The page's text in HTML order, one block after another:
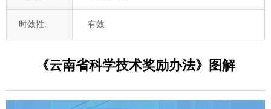
时效性: 有效
《云南省科学技术奖励办法》图解